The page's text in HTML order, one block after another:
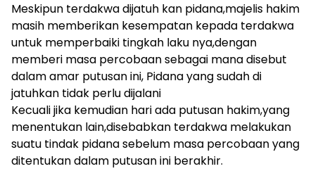
Meskipun terdakwa dijatuh kan pidana,majelis hakim
masih memberikan kesempatan kepada terdakwa
untuk memperbaiki tingkah laku nya,dengan
memberi masa percobaan sebagai mana disebut
dalam amar putusan ini, Pidana yang sudah di
jatuhkan tidak perlu dijalani
Kecuali jika kemudian hari ada putusan hakim,yang
menentukan lain,disebabkan terdakwa melakukan
suatu tindak pidana sebelum masa percobaan yang
ditentukan dalam putusan ini berakhir.